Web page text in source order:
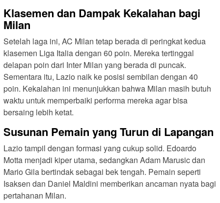
Klasemen dan Dampak Kekalahan bagi
Milan
Setelah laga ini, AC Milan tetap berada di peringkat kedua
klasemen Liga Italia dengan 60 poin. Mereka tertinggal
delapan poin dari Inter Milan yang berada di puncak.
Sementara itu, Lazio naik ke posisi sembilan dengan 40
poin. Kekalahan ini menunjukkan bahwa Milan masih butuh
waktu untuk memperbaiki performa mereka agar bisa
bersaing lebih ketat.
Susunan Pemain yang Turun di Lapangan
Lazio tampil dengan formasi yang cukup solid. Edoardo
Motta menjadi kiper utama, sedangkan Adam Marusic dan
Mario Gila bertindak sebagai bek tengah. Pemain seperti
Isaksen dan Daniel Maldini memberikan ancaman nyata bagi
pertahanan Milan.